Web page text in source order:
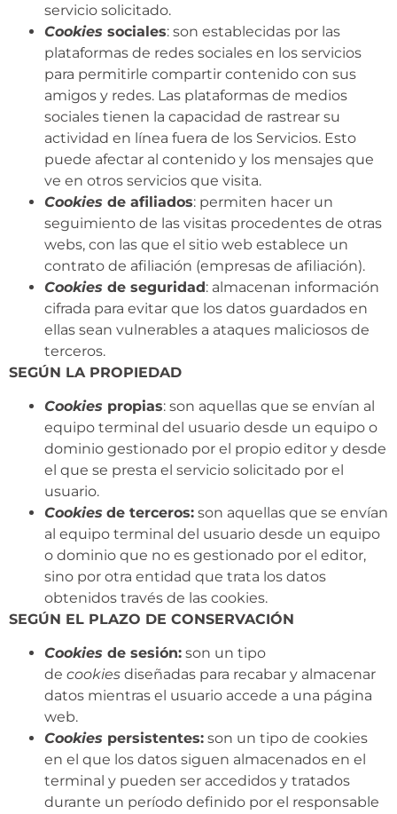
servicio solicitado.
Cookies sociales: son establecidas por las
plataformas de redes sociales en los servicios
para permitirle compartir contenido con sus
amigos y redes. Las plataformas de medios
sociales tienen la capacidad de rastrear su
actividad en línea fuera de los Servicios. Esto
puede afectar al contenido y los mensajes que
ve en otros servicios que visita.
Cookies de afiliados: permiten hacer un
seguimiento de las visitas procedentes de otras
webs, con las que el sitio web establece un
contrato de afiliación (empresas de afiliación).
Cookies de seguridad: almacenan información
cifrada para evitar que los datos guardados en
ellas sean vulnerables a ataques maliciosos de
terceros.
SEGÚN LA PROPIEDAD
Cookies propias: son aquellas que se envían al
equipo terminal del usuario desde un equipo o
dominio gestionado por el propio editor y desde
el que se presta el servicio solicitado por el
usuario.
Cookies de terceros: son aquellas que se envían
al equipo terminal del usuario desde un equipo
o dominio que no es gestionado por el editor,
sino por otra entidad que trata los datos
obtenidos través de las cookies.
SEGÚN EL PLAZO DE CONSERVACIÓN
Cookies de sesión: son un tipo
de cookies diseñadas para recabar y almacenar
datos mientras el usuario accede a una página
web.
Cookies persistentes: son un tipo de cookies
en el que los datos siguen almacenados en el
terminal y pueden ser accedidos y tratados
durante un período definido por el responsable